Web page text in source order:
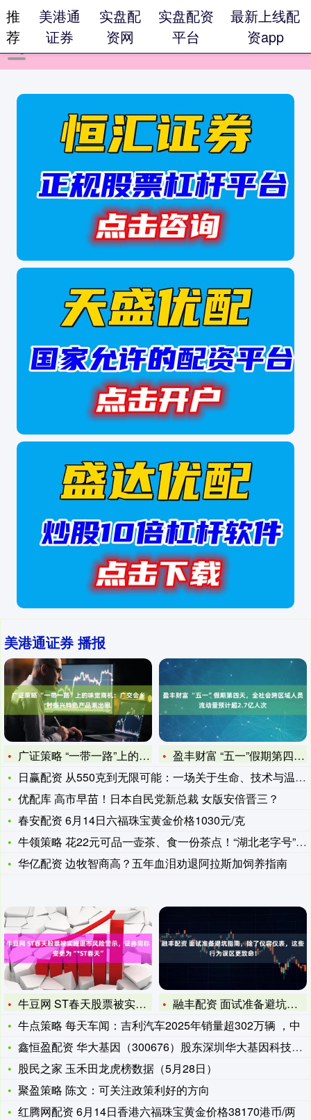
美港通证券 播报
广证策略 “一带一路”上的味觉商机：广交会乡村振兴特色产品潮
盈丰财富 “五一”假期第四天，全社会跨区域人员流动量预计超2
日赢配资 从550克到无限可能：一场关于生命、技术与温度的深
优配库 高市早苗！日本自民党新总裁 女版安倍晋三？
春安配资 6月14日六福珠宝黄金价格1030元/克
牛领策略 花22元可品一壶茶、食一份茶点！“湖北老字号”汉口
华亿配资 边牧智商高？五年血泪劝退阿拉斯加饲养指南
牛豆网 ST春天股票被实施退市风险警示，证券简称变更为“*S
融丰配资 面试准备避坑指南，除了仪容仪表，这些行为误区更致命
牛点策略 每天车闻：吉利汽车2025年销量超302万辆 ，中
鑫恒盈配资 华大基因（300676）股东深圳华大基因科技有限
股民之家 玉禾田龙虎榜数据（5月28日）
聚盈策略 陈文：可关注政策利好的方向
红腾网配资 6月14日香港六福珠宝黄金价格38170港币/两
推
荐
美港通
证券
实盘配
资网
实盘配资
平台
最新上线配
资app